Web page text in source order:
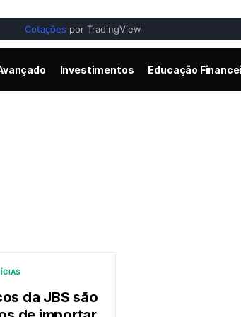
Cotações por TradingView
Investimentos Educação
da JBS são